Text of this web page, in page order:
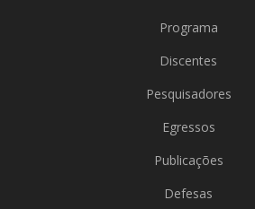
Programa
Discentes
Pesquisadores
Egressos
Publicações
Defesas